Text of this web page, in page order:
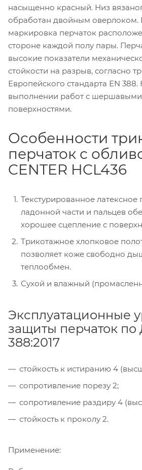
насыщенно красный. Низ
обработан двойным оверлоком.
маркировка перчаток
стороне каждой полу пары.
высокие показатели
стойкости на разрыв, согласно
Европейского стандарта EN
выполнении работ с
поверхностями.
Особенности
перчаток с
CENTER HCL436
Текстурированное латексное
ладонной части и пальцев
хорошее сцепление с
Трикотажное хлопковое
позволяет коже свободно
теплообмен.
Сухой и влажный
Эксплуатационные
защиты перчаток по
388:2017
стойкость к истиранию 4
сопротивление порезу 2;
сопротивление раздиру 4
стойкость к проколу 2.
Применение: